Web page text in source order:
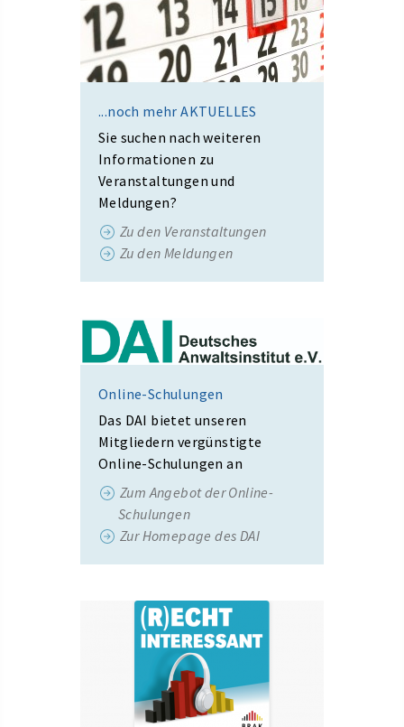
...noch mehr AKTUELLES
Sie suchen nach weiteren
Informationen zu
Veranstaltungen und
Meldungen?
Zu den Veranstaltungen
Zu den Meldungen
Online-Schulungen
Das DAI bietet unseren
Mitgliedern vergünstigte
Online-Schulungen an
Zum Angebot der Online-
Schulungen
Zur Homepage des DAI